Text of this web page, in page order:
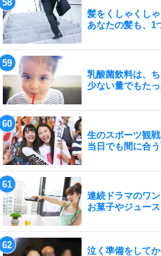
髪をくしゃくし
あなたの髪も、1
乳酸菌飲料は、ち
少ない量でもた
生のスポーツ観戦
当日でも間に合う
連続ドラマのワ
お菓子やジュー
泣く準備をして